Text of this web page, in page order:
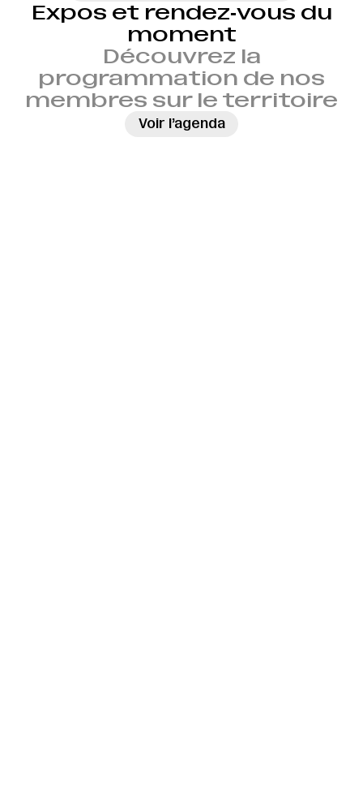
Expos et rendez‑vous du
moment
Découvrez la
programmation de nos
membres sur le territoire
Voir l’agenda